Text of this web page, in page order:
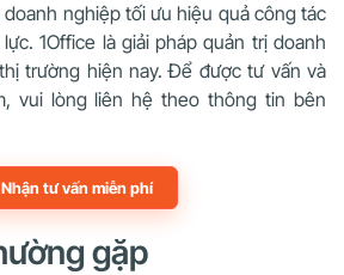
nghiệp tối ưu hiệu quả công tác
1Office là giải pháp quản trị doanh
trường hiện nay. Để được tư vấn và
vui lòng liên hệ theo thông tin bên
Nhận tư vấn miễn phí
gặp